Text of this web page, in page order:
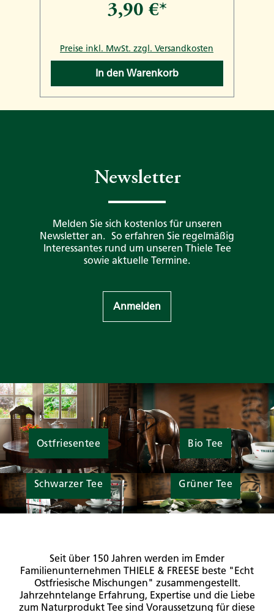
3,90 €*
Preise inkl. MwSt. zzgl. Versandkosten
In den Warenkorb
Newsletter
Melden Sie sich kostenlos für unseren
Newsletter an. So erfahren Sie regelmäßig
Interessantes rund um unseren Thiele Tee
sowie aktuelle Termine.
Anmelden
Ostfriesentee Bio Tee
Schwarzer Tee Grüner Tee
Seit über 150 Jahren werden im Emder
Familienunternehmen THIELE & FREESE beste "Echt
Ostfriesische Mischungen" zusammengestellt.
Jahrzehntelange Erfahrung, Expertise und die Liebe
zum Naturprodukt Tee sind Voraussetzung für diese